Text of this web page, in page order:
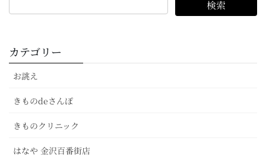
カテゴリー
お誂え
きものdeさんぽ
きものクリニック
はなや 金沢百番街店